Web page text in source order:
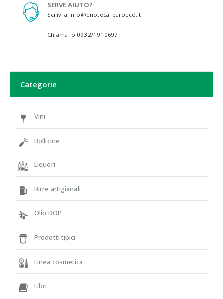
SERVE AIUTO?
Scrivi a info@enotecailbarocco.it
Chiama lo 0932/1910697
Categorie
Vini
Bollicine
Liquori
Birre artigianali
Olio DOP
Prodotti tipici
Linea cosmetica
Libri